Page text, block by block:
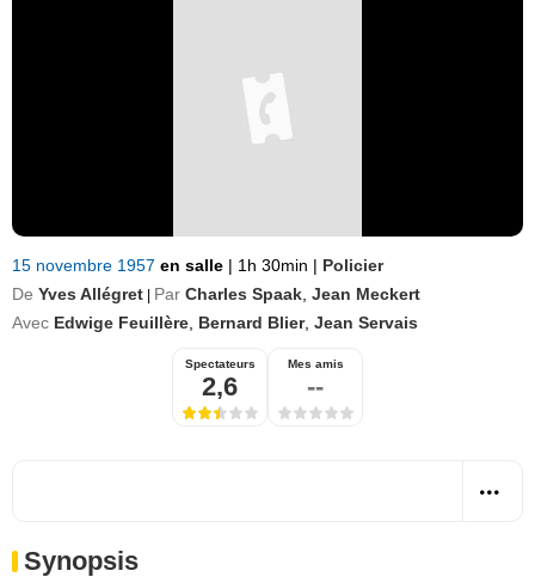
15 novembre 1957 en salle | 1h 30min | Policier
De Yves Allégret Par Charles Spaak Jean Meckert
Avec Edwige Feuillère Bernard Blier, Jean Servais
Spectateurs
2,6
Mes amis
--
Synopsis